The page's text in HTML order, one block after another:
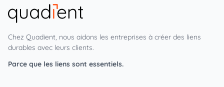
Chez Quadient, nous aidons les entreprises à créer des liens
durables avec leurs clients.
Parce que les liens sont essentiels.